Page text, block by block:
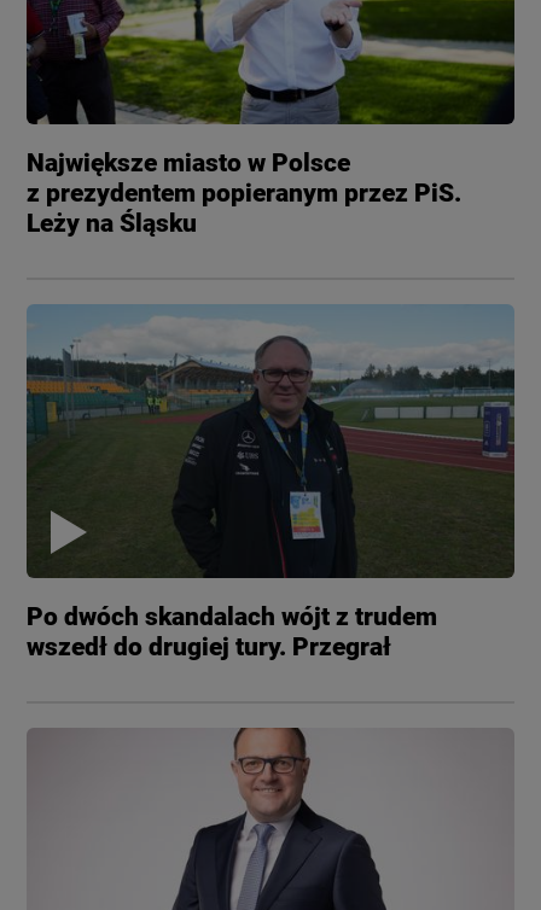
Największe miasto w Polsce
z prezydentem popieranym przez PiS.
Leży na Śląsku
Po dwóch skandalach wójt z trudem
wszedł do drugiej tury. Przegrał